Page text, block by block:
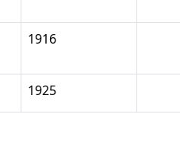
1916
1925